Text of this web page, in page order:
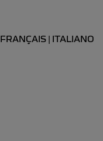
FRANÇAIS ITALIANO